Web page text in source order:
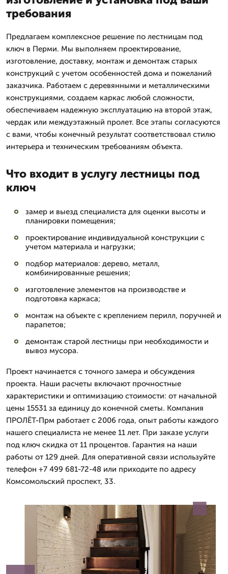
требования
Предлагаем комплексное решение по лестницам под
ключ в Перми. Мы выполняем проектирование,
изготовление, доставку, монтаж и демонтаж старых
конструкций с учетом особенностей дома и пожеланий
заказчика. Работаем с деревянными и металлическими
конструкциями, создаем каркас любой сложности,
обеспечиваем надежную эксплуатацию на второй этаж,
чердак или междуэтажный пролет. Все этапы согласуются
с вами, чтобы конечный результат соответствовал стилю
интерьера и техническим требованиям объекта.
Что входит в услугу лестницы под
ключ
замер и выезд специалиста для оценки высоты и
планировки помещения;
проектирование индивидуальной конструкции с
учетом материала и нагрузки;
подбор материалов: дерево, металл,
комбинированные решения;
изготовление элементов на производстве и
подготовка каркаса;
монтаж на объекте с креплением перилл, поручней и
парапетов;
демонтаж старой лестницы при необходимости и
вывоз мусора.
Проект начинается с точного замера и обсуждения
проекта. Наши расчеты включают прочностные
характеристики и оптимизацию стоимости: от начальной
цены 15531 за единицу до конечной сметы. Компания
ПРОЛЁТ-Прм работает с 2006 года, опыт работы каждого
нашего специалиста не менее 11 лет. При заказе услуги
под ключ скидка от 11 процентов. Гарантия на наши
работы от 129 дней. Для оперативной связи используйте
телефон +7 499 681-72-48 или приходите по адресу
Комсомольский проспект, 33.